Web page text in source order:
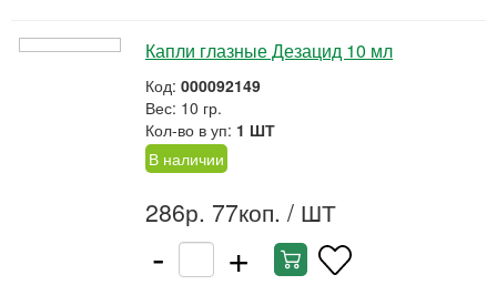
Капли глазные Дезацид 10 мл
Код: 000092149
Вес: 10 гр.
Кол-во в уп: 1 ШТ
В наличии
286р. 77коп. / ШТ
- +